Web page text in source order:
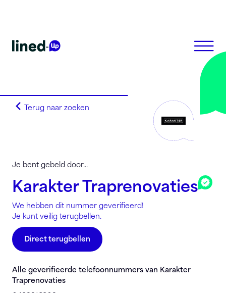
Terug naar zoeken
Je bent gebeld door...
Karakter Traprenovaties
We hebben dit nummer geverifieerd!
Je kunt veilig terugbellen.
Direct terugbellen
Alle geverifieerde telefoonnummers van Karakter
Traprenovaties
Homepagina
Lined-Up Business
Tarieven
Stel je vragen
Registreren